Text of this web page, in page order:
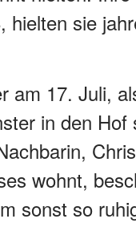
sie
am 17. Juli,
in den
wohnt,
sonst so